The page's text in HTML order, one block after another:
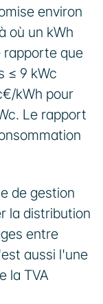
environ
où un kWh
rapporte que
≤ 9 kWc
kWh pour
Le rapport
de gestion
la distribution
entre
aussi l'une
la TVA